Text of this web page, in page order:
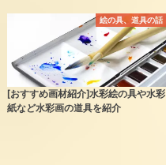
絵の具、道具の話
[おすすめ画材紹介]水彩絵の具や水彩
紙など水彩画の道具を紹介